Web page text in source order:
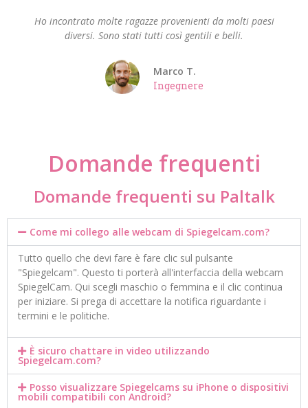
Ho incontrato molte ragazze provenienti da molti paesi
diversi. Sono stati tutti così gentili e belli.
Marco T.
Ingegnere
Domande frequenti
Domande frequenti su Paltalk
Come mi collego alle webcam di Spiegelcam.com?
Tutto quello che devi fare è fare clic sul pulsante
"Spiegelcam". Questo ti porterà all'interfaccia della webcam
SpiegelCam. Qui scegli maschio o femmina e il clic continua
per iniziare. Si prega di accettare la notifica riguardante i
termini e le politiche.
È sicuro chattare in video utilizzando
Spiegelcam.com?
Posso visualizzare Spiegelcams su iPhone o dispositivi
mobili compatibili con Android?